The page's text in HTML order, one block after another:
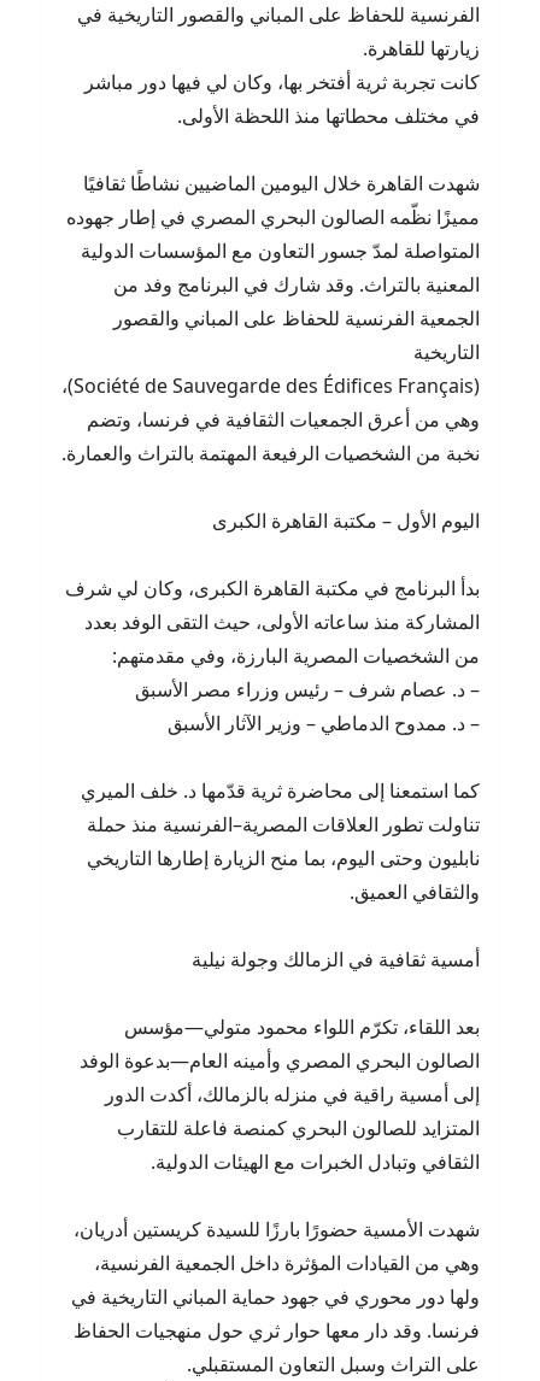
الفرنسية للحفاظ على المباني والقصور التاريخية في
زيارتها للقاهرة.
كانت تجربة ثرية أفتخر بها، وكان لي فيها دور مباشر
في مختلف محطاتها منذ اللحظة الأولى.
شهدت القاهرة خلال اليومين الماضيين نشاطًا ثقافيًا
مميزًا نظّمه الصالون البحري المصري في إطار جهوده
المتواصلة لمدّ جسور التعاون مع المؤسسات الدولية
المعنية بالتراث. وقد شارك في البرنامج وفد من
الجمعية الفرنسية للحفاظ على المباني والقصور
التاريخية
(Société de Sauvegarde des Édifices Français)،
وهي من أعرق الجمعيات الثقافية في فرنسا، وتضم
نخبة من الشخصيات الرفيعة المهتمة بالتراث والعمارة.
اليوم الأول – مكتبة القاهرة الكبرى
بدأ البرنامج في مكتبة القاهرة الكبرى، وكان لي شرف
المشاركة منذ ساعاته الأولى، حيث التقى الوفد بعدد
من الشخصيات المصرية البارزة، وفي مقدمتهم:
– د. عصام شرف – رئيس وزراء مصر الأسبق
– د. ممدوح الدماطي – وزير الآثار الأسبق
كما استمعنا إلى محاضرة ثرية قدّمها د. خلف الميري
تناولت تطور العلاقات المصرية–الفرنسية منذ حملة
نابليون وحتى اليوم، بما منح الزيارة إطارها التاريخي
والثقافي العميق.
أمسية ثقافية في الزمالك وجولة نيلية
بعد اللقاء، تكرّم اللواء محمود متولي—مؤسس
الصالون البحري المصري وأمينه العام—بدعوة الوفد
إلى أمسية راقية في منزله بالزمالك، أكدت الدور
المتزايد للصالون البحري كمنصة فاعلة للتقارب
الثقافي وتبادل الخبرات مع الهيئات الدولية.
شهدت الأمسية حضورًا بارزًا للسيدة كريستين أدريان،
وهي من القيادات المؤثرة داخل الجمعية الفرنسية،
ولها دور محوري في جهود حماية المباني التاريخية في
فرنسا. وقد دار معها حوار ثري حول منهجيات الحفاظ
على التراث وسبل التعاون المستقبلي.